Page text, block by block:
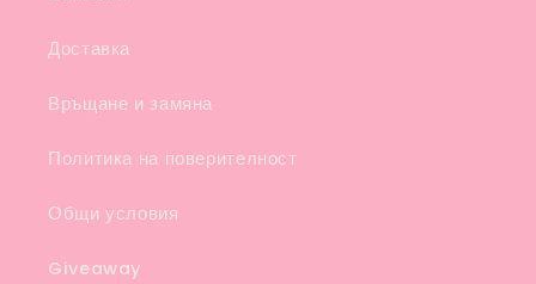
Доставка
Връщане и замяна
Политика на поверителност
Общи условия
Giveaway